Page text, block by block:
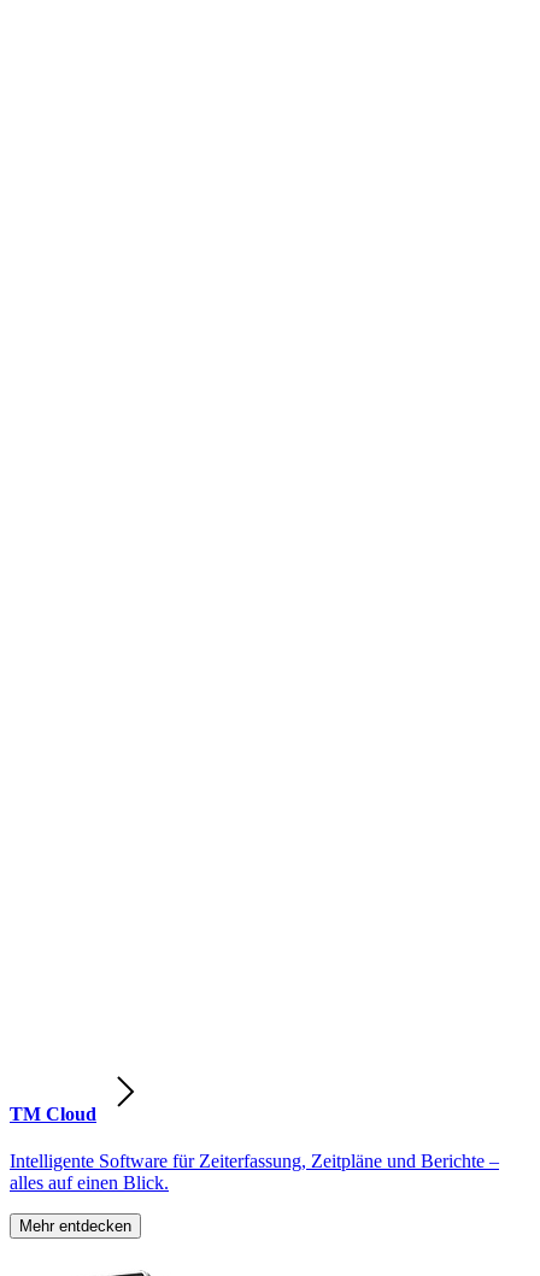
TM Cloud
Intelligente Software für Zeiterfassung, Zeitpläne und Berichte –
alles auf einen Blick.
Mehr entdecken